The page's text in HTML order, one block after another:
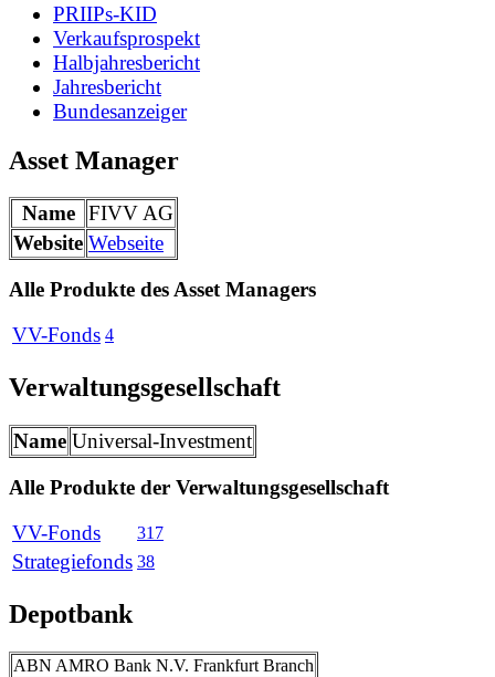
PRIIPs-KID
Verkaufsprospekt
Halbjahresbericht
Jahresbericht
Bundesanzeiger
Asset Manager
Name FIVV AG
Website Webseite
Alle Produkte des Asset Managers
VV-Fonds 4
Verwaltungsgesellschaft
Name Universal-Investment
Alle Produkte der Verwaltungsgesellschaft
VV-Fonds
317
Strategiefonds 38
Depotbank
ABN AMRO Bank N.V. Frankfurt Branch